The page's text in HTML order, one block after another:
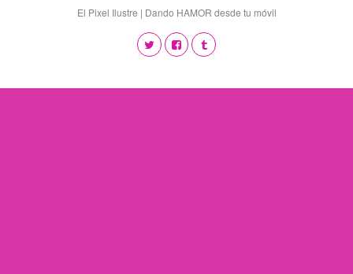
El Pixel Ilustre | Dando HAMOR desde tu móvil